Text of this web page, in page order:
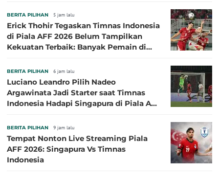
BERITA PILIHAN 5 jam lalu
Erick Thohir Tegaskan Timnas Indonesia
di Piala AFF 2026 Belum Tampilkan
Kekuatan Terbaik: Banyak Pemain di
BERITA PILIHAN 6 jam lalu
Luciano Leandro Pilih Nadeo
Argawinata Jadi Starter saat Timnas
Indonesia Hadapi Singapura di Piala AFF
BERITA PILIHAN 9 jam lalu
Tempat Nonton Live Streaming Piala
AFF 2026: Singapura Vs Timnas
Indonesia